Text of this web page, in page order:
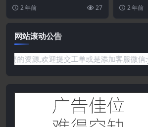
2 年前 27
Make It
择，可...
2 年前
网站滚动公告
你需要的资源,欢迎提交工单或是添加客